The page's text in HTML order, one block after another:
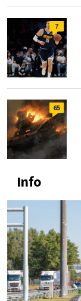
7
65
Info